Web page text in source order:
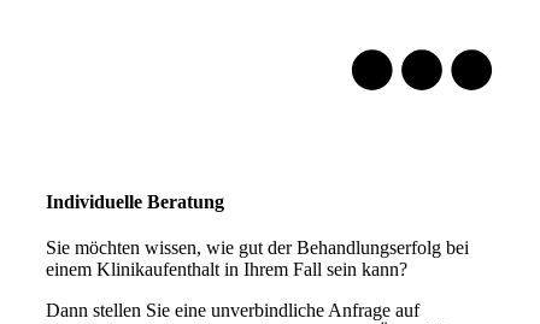
Individuelle Beratung
Sie möchten wissen, wie gut der Behandlungserfolg bei
einem Klinikaufenthalt in Ihrem Fall sein kann?
Dann stellen Sie eine unverbindliche Anfrage auf